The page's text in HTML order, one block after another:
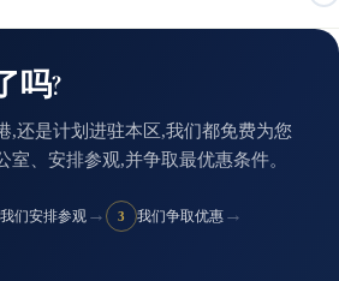
吗?
,还是计划进驻本区,我们都免费为您
室、安排参观,并争取最优惠条件。
我们安排参观 → 3 我们争取优惠 →